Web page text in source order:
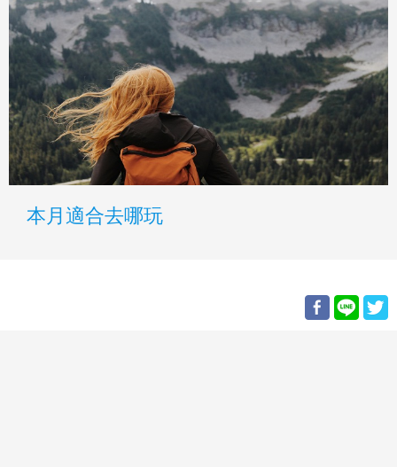
本月適合去哪玩